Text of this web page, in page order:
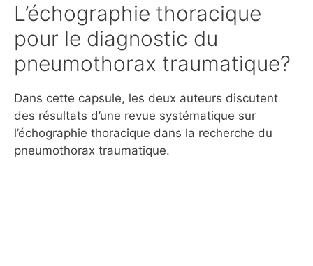
L’échographie thoracique
pour le diagnostic du
pneumothorax traumatique?
Dans cette capsule, les deux auteurs discutent
des résultats d’une revue systématique sur
l’échographie thoracique dans la recherche du
pneumothorax traumatique.